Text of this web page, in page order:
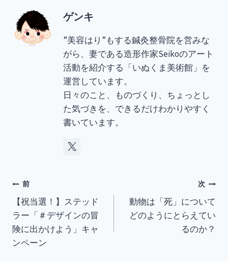
ゲンキ
”美容はり”もする鍼灸整骨院を営みな
がら、妻である造形作家Seikoのアート
活動を紹介する「いぬくま美術館」を
運営しています。
日々のこと、ものづくり、ちょっとし
た気づきを、できるだけわかりやすく
書いています。
投
稿
ナ
ビ
前
【祝当選！】ステッド
ラー「＃デザインの冒
険に出かけよう」キャ
ンペーン
次
動物は「死」について
どのようにとらえてい
るのか？